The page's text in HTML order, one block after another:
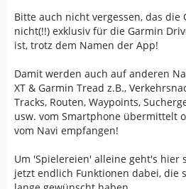
Bitte auch nicht vergessen, das die
nicht(!!) exklusiv für die Garmin
ist, trotz dem Namen der App!
Damit werden auch auf anderen
XT & Garmin Tread z.B.,
Tracks, Routen, Waypoints,
usw. vom Smartphone übermittelt
vom Navi empfangen!
Um 'Spielereien' alleine geht's hier
jetzt endlich Funktionen dabei, die